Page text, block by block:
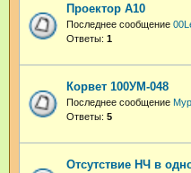
Проектор A10
Последнее сообщение
Ответы: 1
Корвет 100УМ-048
Последнее сообщение
Ответы: 5
Отсутствие НЧ в